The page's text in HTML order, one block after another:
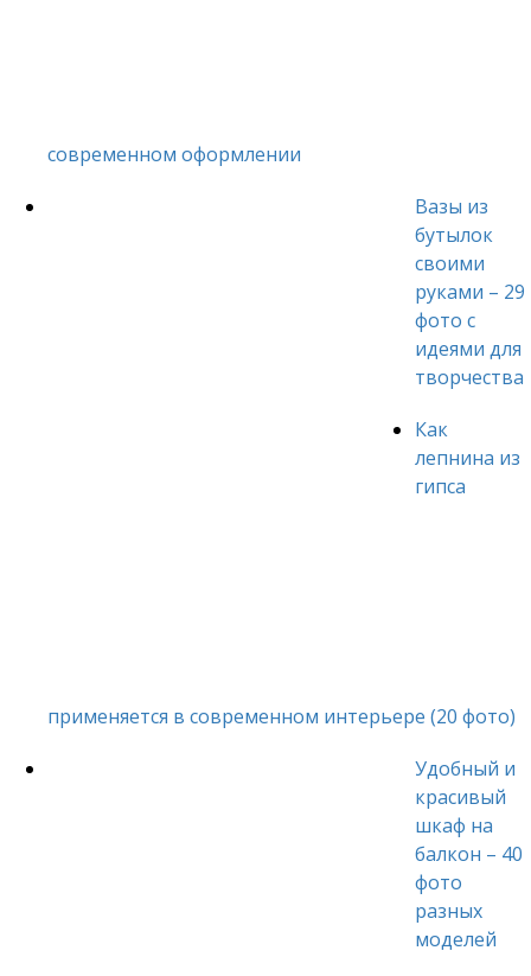
современном оформлении
Вазы из
бутылок
своими
руками – 29
фото с
идеями для
творчества
Как
лепнина из
гипса
применяется в современном интерьере (20 фото)
Удобный и
красивый
шкаф на
балкон – 40
фото
разных
моделей